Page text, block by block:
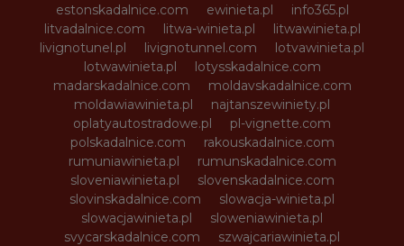
estonskadalnice.com
ewinieta.pl
info365.pl
litvadalnice.com
litwa-winieta.pl
litwawinieta.pl
livignotunel.pl
livignotunnel.com
lotvawinieta.pl
lotwawinieta.pl
lotysskadalnice.com
madarskadalnice.com
moldavskadalnice.com
moldawiawinieta.pl
najtanszewiniety.pl
oplatyautostradowe.pl
pl-vignette.com
polskadalnice.com
rakouskadalnice.com
rumuniawinieta.pl
rumunskadalnice.com
sloveniawinieta.pl
slovenskadalnice.com
slovinskadalnice.com
slowacja-winieta.pl
slowacjawinieta.pl
sloweniawinieta.pl
svycarskadalnice.com
szwajcariawinieta.pl